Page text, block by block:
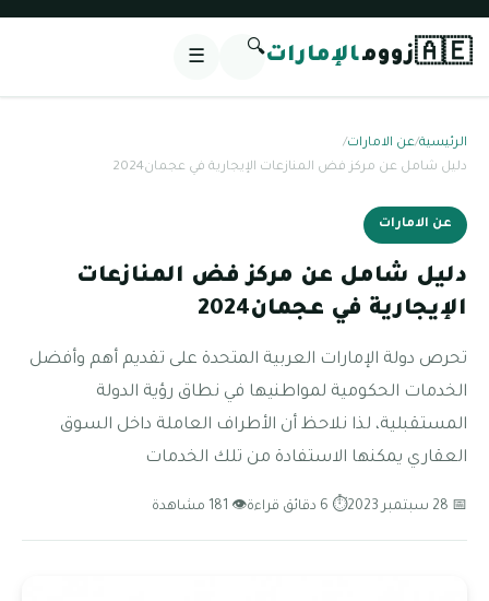
🇦🇪زوومالإمارات🔍
☰
الرئيسية/عن الامارات/
دليل شامل عن مركز فض المنازعات الإيجارية في عجمان‎ 2024
عن الامارات
دليل شامل عن مركز فض المنازعات
الإيجارية في عجمان‎ 2024
تحرص دولة الإمارات العربية المتحدة على تقديم أهم وأفضل
الخدمات الحكومية لمواطنيها في نطاق رؤية الدولة
المستقبلية، لذا نلاحظ أن الأطراف العاملة داخل السوق
العقاري يمكنها الاستفادة من تلك الخدمات
📅 28 سبتمبر 2023 ⏱ 6 دقائق قراءة 👁 181 مشاهدة